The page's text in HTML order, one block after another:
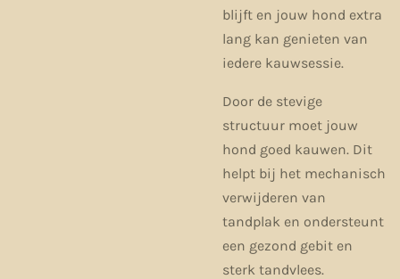
blijft en jouw hond extra
lang kan genieten van
iedere kauwsessie.
Door de stevige
structuur moet jouw
hond goed kauwen. Dit
helpt bij het mechanisch
verwijderen van
tandplak en ondersteunt
een gezond gebit en
sterk tandvlees.